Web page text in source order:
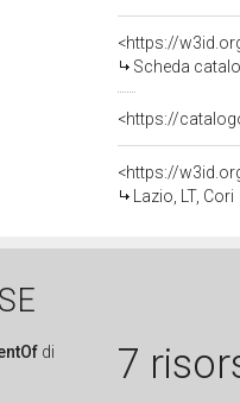
<https://
Scheda
<https://
<https://
Lazio, LT, Cori
di 7